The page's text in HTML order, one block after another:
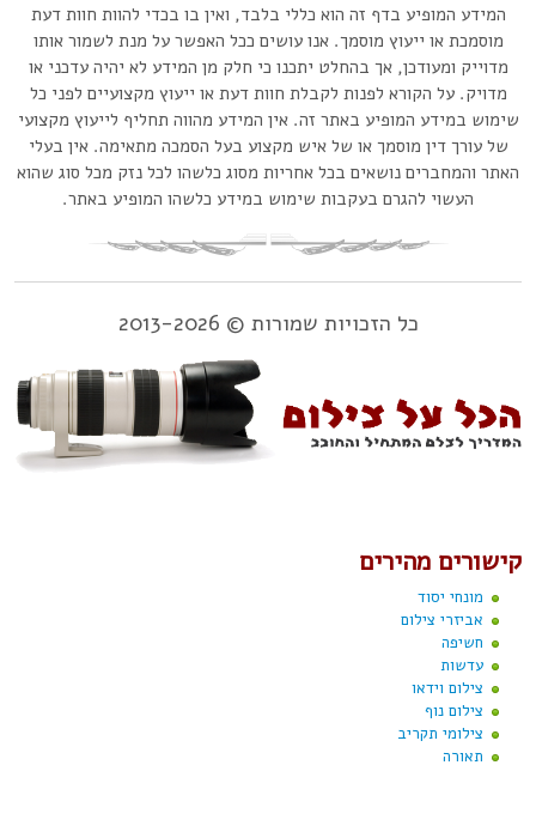
המידע המופיע בדף זה הוא כללי בלבד, ואין בו בכדי להוות חוות דעת
מוסמכת או ייעוץ מוסמך. אנו עושים ככל האפשר על מנת לשמור אותו
מדוייק ומעודכן, אך בהחלט יתכנו כי חלק מן המידע לא יהיה עדכני או
מדויק. על הקורא לפנות לקבלת חוות דעת או ייעוץ מקצועיים לפני כל
שימוש במידע המופיע באתר זה. אין המידע מהווה תחליף לייעוץ מקצועי
של עורך דין מוסמך או של איש מקצוע בעל הסמכה מתאימה. אין בעלי
האתר והמחברים נושאים בכל אחריות מסוג כלשהו לכל נזק מכל סוג שהוא
העשוי להגרם בעקבות שימוש במידע כלשהו המופיע באתר.
כל הזכויות שמורות © 2013-2026
קישורים מהירים
מונחי יסוד
אביזרי צילום
חשיפה
עדשות
צילום וידאו
צילום נוף
צילומי תקריב
תאורה